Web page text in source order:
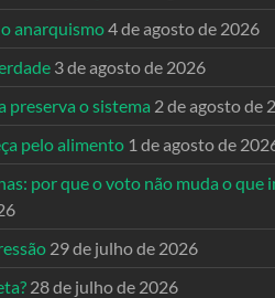
anarquismo4 de agosto de 2026
3 de agosto de 2026
preserva o sistema 2 de agosto de
pelo alimento 1 de agosto de
por que o voto não muda o que
29 de julho de 2026
28 de julho de 2026